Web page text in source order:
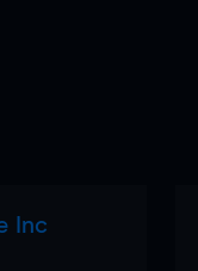
Inc